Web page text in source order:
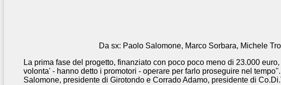
Da sx: Paolo Salomone, Marco Sorbara, Michele
La prima fase del progetto, finanziato con poco poco meno di 23.000
volonta' - hanno detto i promotori - operare per farlo proseguire nel
Salomone, presidente di Girotondo e Corrado Adamo, presidente di